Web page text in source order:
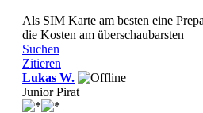
Als SIM Karte am besten eine
die Kosten am überschaubarsten
Suchen
Zitieren
Lukas W.
Junior Pirat